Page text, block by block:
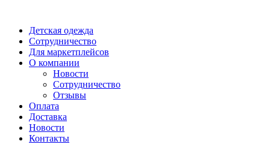
Детская одежда
Сотрудничество
Для маркетплейсов
О компании
Новости
Сотрудничество
Отзывы
Оплата
Доставка
Новости
Контакты